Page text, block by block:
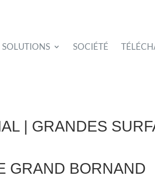
SOLUTIONS SOCIÉTÉ
| GRANDES
GRAND BORNAND